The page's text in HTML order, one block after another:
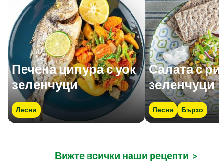
Печена ципура с уок
зеленчуци
Лесни
Салата с
зеленчуци
Лесни Бързо
Вижте всички наши рецепти >